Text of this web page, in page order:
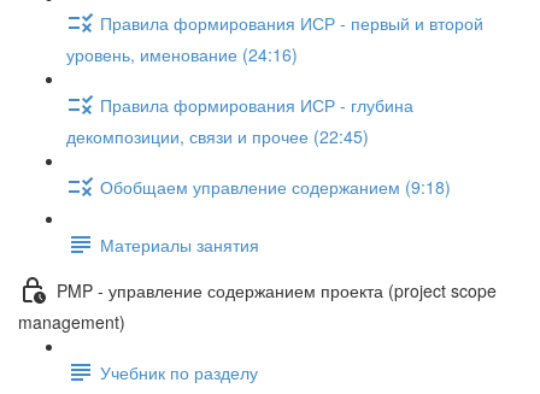
Правила формирования ИСР - первый и второй
уровень, именование (24:16)
Правила формирования ИСР - глубина
декомпозиции, связи и прочее (22:45)
Обобщаем управление содержанием (9:18)
Материалы занятия
PMP - управление содержанием проекта (project scope
management)
Учебник по разделу